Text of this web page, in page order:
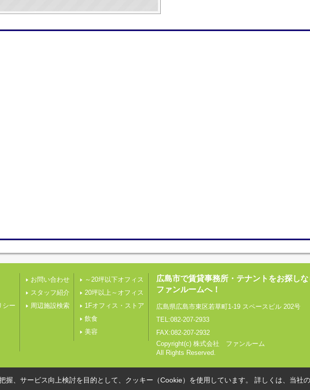
シー
お問い合わせ
スタッフ紹介
周辺施設検索
～20坪以下オフィス
20坪以上～オフィス
1Fオフィス・ストア
飲食
美容
広島市で賃貸事務所・テナントをお探しな
ファンルームへ！
広島県広島市東区若草町1-19 スペースビル 202号
TEL:082-207-2933
FAX:082-207-2932
Copyright(c) 株式会社 ファンルーム
All Rights Reserved.
握、サービス向上検討を目的として、クッキー（Cookie）を使用しています。 詳しくは、当社の